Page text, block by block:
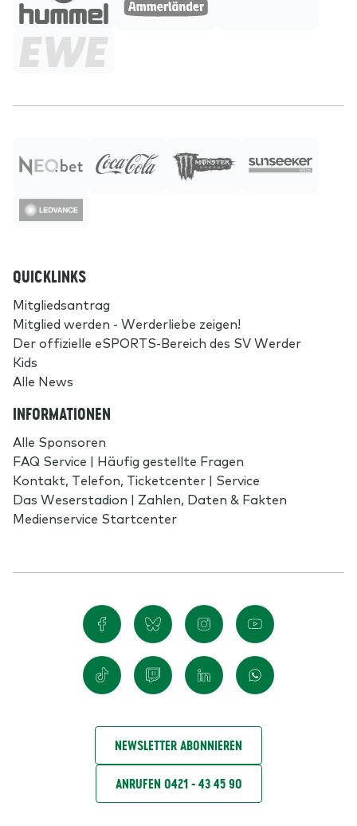
QUICKLINKS
Mitgliedsantrag
Mitglied werden - Werderliebe zeigen!
Der offizielle eSPORTS-Bereich des SV Werder
Kids
Alle News
INFORMATIONEN
Alle Sponsoren
FAQ Service | Häufig gestellte Fragen
Kontakt, Telefon, Ticketcenter | Service
Das Weserstadion | Zahlen, Daten & Fakten
Medienservice Startcenter
NEWSLETTER ABONNIEREN
ANRUFEN 0421 - 43 45 90